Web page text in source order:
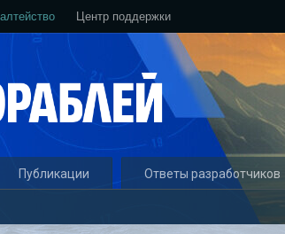
Центр поддержки
Публикации Ответы разработчиков